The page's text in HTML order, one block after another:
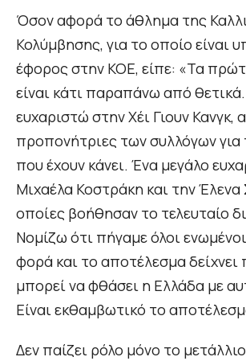
Όσον αφορά το άθλημα της
Κολύμβησης, για το οποίο είναι
έφορος στην ΚΟΕ, είπε: «Τα
είναι κάτι παραπάνω από
ευχαριστώ στην Χέι Γιουν Κανγκ,
προπονήτριες των συλλόγων για
που έχουν κάνει. Ένα μεγάλο
Μιχαέλα Κοστράκη και την
οποίες βοήθησαν το τελευταίο
Νομίζω ότι πήγαμε όλοι
φορά και το αποτέλεσμα
μπορεί να φθάσει η Ελλάδα με
Είναι εκθαμβωτικό το
Δεν παίζει ρόλο μόνο το